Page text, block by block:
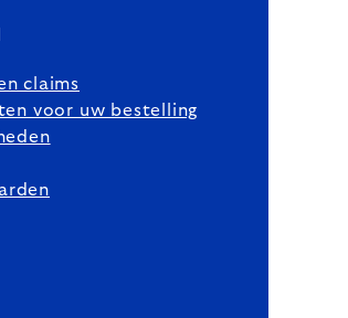
claims
voor uw bestelling